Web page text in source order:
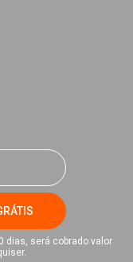
dias, será cobrado valor